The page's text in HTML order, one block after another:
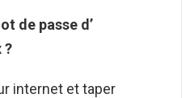
de passe d’
?
internet et taper